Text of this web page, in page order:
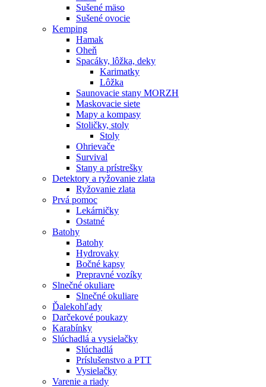
Sušené mäso
Sušené ovocie
Kemping
Hamak
Oheň
Spacáky, lôžka, deky
Karimatky
Lôžka
Saunovacie stany MORZH
Maskovacie siete
Mapy a kompasy
Stoličky, stoly
Stoly
Ohrievače
Survival
Stany a prístrešky
Detektory a ryžovanie zlata
Ryžovanie zlata
Prvá pomoc
Lekárničky
Ostatné
Batohy
Batohy
Hydrovaky
Bočné kapsy
Prepravné vozíky
Slnečné okuliare
Slnečné okuliare
Ďalekohľady
Darčekové poukazy
Karabínky
Slúchadlá a vysielačky
Slúchadlá
Príslušenstvo a PTT
Vysielačky
Varenie a riady